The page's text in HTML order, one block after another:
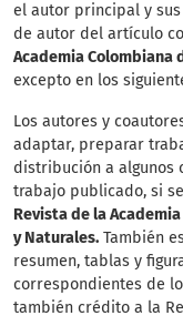
el autor principal y
de autor del artículo
Academia Colombiana
excepto en los
Los autores y
adaptar, preparar
distribución a algunos
trabajo publicado, si
Revista de la
y Naturales. También
resumen, tablas y
correspondientes de
también crédito a la